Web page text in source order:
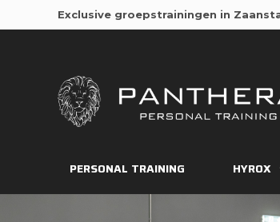
PERSONAL TRAINING HYROX